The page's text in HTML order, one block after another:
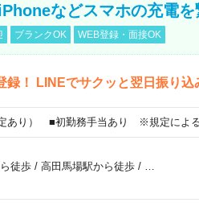
などスマホの充電を
ブランクOK WEB登録・面接OK
！ LINEでサクッと翌日振り込
あり） ■初勤務手当あり ※規定によ
徒歩/ 高田馬場駅から徒歩/